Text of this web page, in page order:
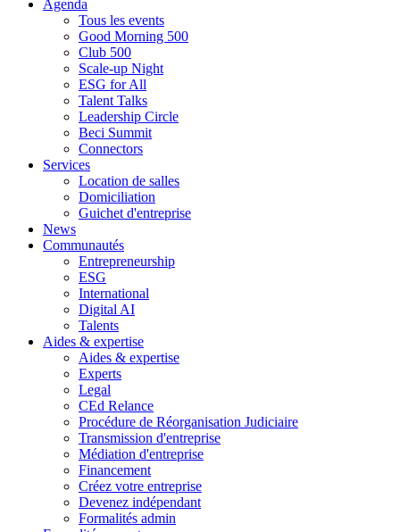
Agenda
Tous les events
Good Morning 500
Club 500
Scale-up Night
ESG for All
Talent Talks
Leadership Circle
Beci Summit
Connectors
Services
Location de salles
Domiciliation
Guichet d'entreprise
News
Communautés
Entrepreneurship
ESG
International
Digital AI
Talents
Aides & expertise
Aides & expertise
Experts
Legal
CEd Relance
Procédure de Réorganisation Judiciaire
Transmission d'entreprise
Médiation d'entreprise
Financement
Créez votre entreprise
Devenez indépendant
Formalités admin